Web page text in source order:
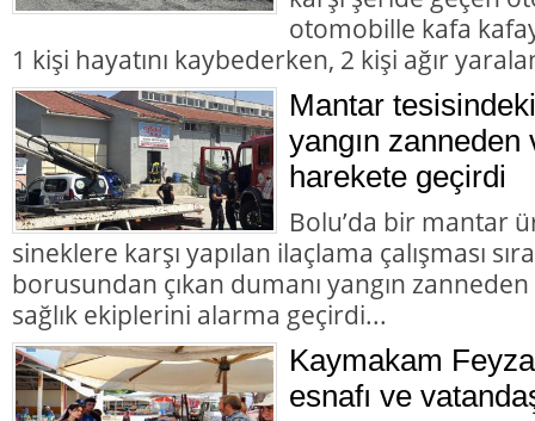
otomobille kafa
1 kişi hayatını kaybederken, 2 kişi ağır
Mantar
yangın
harekete geçirdi
Bolu’da bir mantar
sineklere karşı yapılan ilaçlama çalışması
borusundan çıkan dumanı yangın
sağlık ekiplerini alarma geçirdi...
Kaymakam
esnafı ve